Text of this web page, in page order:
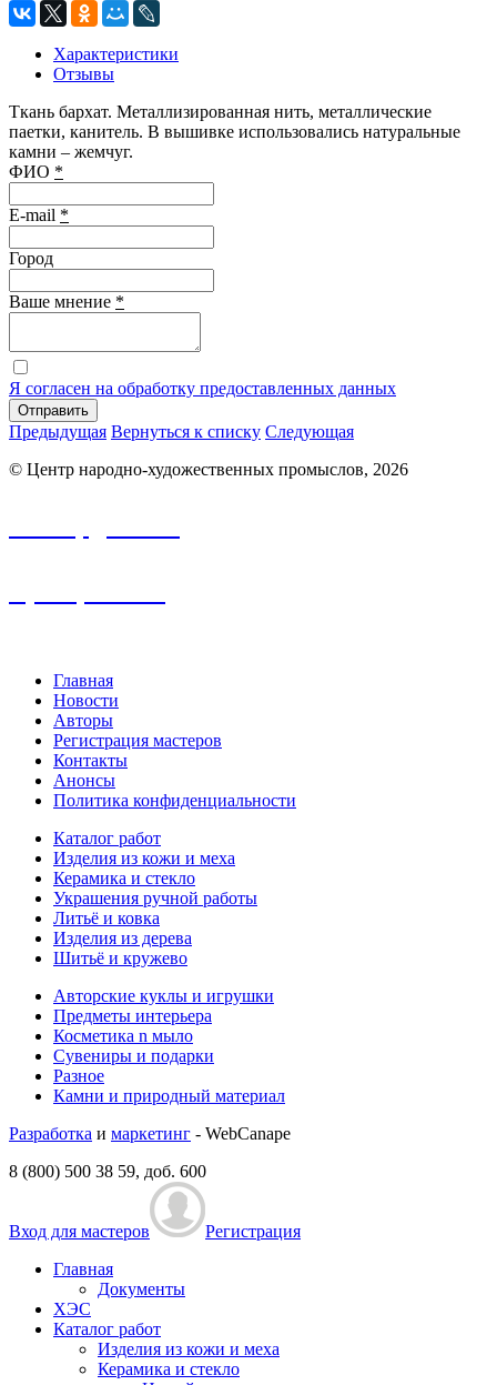
Характеристики
Отзывы
Ткань бархат. Металлизированная нить, металлические
паетки, канитель. В вышивке использовались натуральные
камни – жемчуг.
ФИО *
E-mail *
Город
Ваше мнение *
Я согласен на обработку предоставленных данных
Отправить
Предыдущая Вернуться к списку Следующая
© Центр народно-художественных промыслов, 2026
Главная
Новости
Авторы
Регистрация мастеров
Контакты
Анонсы
Политика конфиденциальности
Каталог работ
Изделия из кожи и меха
Керамика и стекло
Украшения ручной работы
Литьё и ковка
Изделия из дерева
Шитьё и кружево
Авторские куклы и игрушки
Предметы интерьера
Косметика n мыло
Сувениры и подарки
Разное
Камни и природный материал
Разработка и маркетинг - WebCanape
8 (800) 500 38 59, доб. 600
Вход для мастеров
Регистрация
Главная
Документы
ХЭС
Каталог работ
Изделия из кожи и меха
Керамика и стекло